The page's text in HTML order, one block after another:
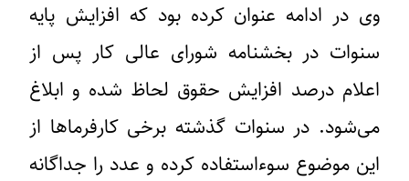
وی در ادامه عنوان کرده بود که افزایش پایه
سنوات در بخشنامه شورای عالی کار پس از
اعلام درصد افزایش حقوق لحاظ شده و ابلاغ
می‌شود. در سنوات گذشته برخی کارفرماها از
این موضوع سوءاستفاده کرده و عدد را جداگانه